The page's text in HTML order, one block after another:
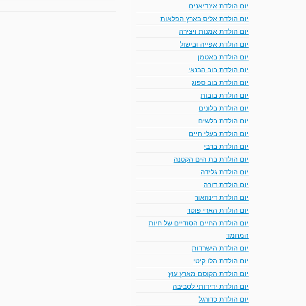
יום הולדת אינדיאנים
יום הולדת אליס בארץ הפלאות
יום הולדת אמנות ויצירה
יום הולדת אפייה ובישול
יום הולדת באטמן
יום הולדת בוב הבנאי
יום הולדת בוב ספוג
יום הולדת בובות
יום הולדת בלונים
יום הולדת בלשים
יום הולדת בעלי חיים
יום הולדת ברבי
יום הולדת בת הים הקטנה
יום הולדת גלידה
יום הולדת דורה
יום הולדת דינוזאור
יום הולדת הארי פוטר
יום הולדת החיים הסודיים של חיות
המחמד
יום הולדת הישרדות
יום הולדת הלו קיטי
יום הולדת הקוסם מארץ עוץ
יום הולדת ידידותי לסביבה
יום הולדת כדורגל